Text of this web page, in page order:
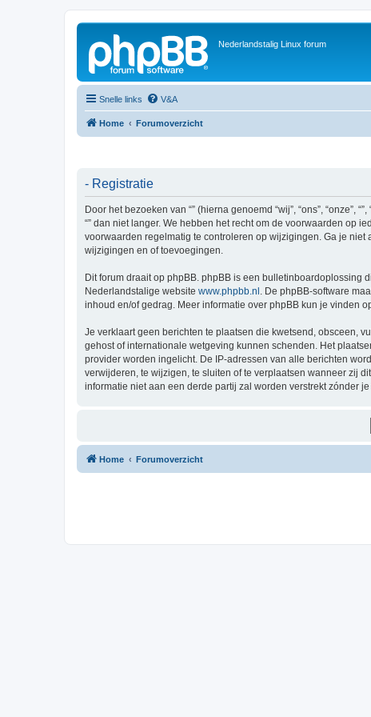
Nederlandstalig Linux forum
Snelle links V&A
Home Forumoverzicht
- Registratie
Door het bezoeken van “” (hierna genoemd “wij”, “ons”,
“” dan niet langer. We hebben het recht om de voorwaarden op
voorwaarden regelmatig te controleren op wijzigingen. Ga je niet
wijzigingen en of toevoegingen.
Dit forum draait op phpBB. phpBB is een bulletinboardoplossing
Nederlandstalige website www.phpbb.nl . De phpBB-software
inhoud en/of gedrag. Meer informatie over phpBB kun je vinden
Je verklaart geen berichten te plaatsen die kwetsend, obsceen,
gehost of internationale wetgeving kunnen schenden. Het
provider worden ingelicht. De IP-adressen van alle berichten
verwijderen, te wijzigen, te sluiten of te verplaatsen wanneer zij
informatie niet aan een derde partij zal worden verstrekt zónder
Home Forumoverzicht